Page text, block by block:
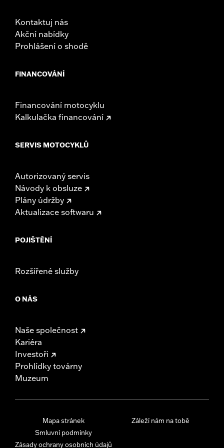
Kontaktuj nás
Akční nabídky
Prohlášení o shodě
FINANCOVÁNÍ
Financování motocyklu
Kalkulačka financování
SERVIS MOTOCYKLŮ
Autorizovaný servis
Návody k obsluze
Plány údržby
Aktualizace softwaru
POJIŠTĚNÍ
Rozšířené služby
O NÁS
Naše společnost
Kariéra
Investoři
Prohlídky továrny
Muzeum
Mapa stránek
Smluvní podmínky
Zásady ochrany osobních údajů
Záleží nám na tobě